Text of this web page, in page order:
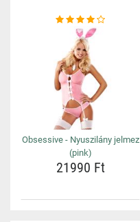
Obsessive - Nyuszilány jelmez
(pink)
21990 Ft